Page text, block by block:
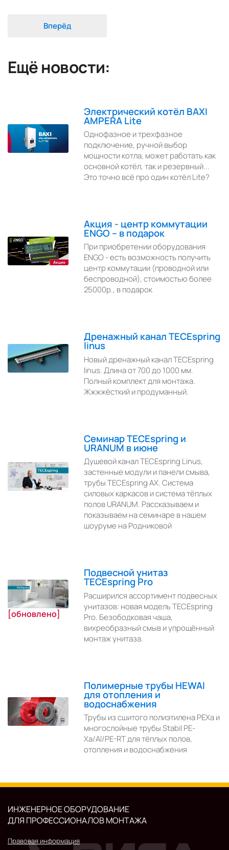
Вперёд
Ещё новости:
Электрический котёл BAXI
AMPERA Lite
Однофазное и трехфазное
подключение, ручной выбор
мощности котла, может работать как
основной котёл, так и резервный...
Это точно всё про один котёл Lite?
Акция - центр коммутации
ENGO – в подарок
При приобретении оборудования
ENGO - есть возможность получить
центр коммутации (проводной или
беспроводной), стоимостью более
25000р., в подарок
Дренажный канал TECEspring
linus
Новый дренажный канал TECEspring
linus. Длина от 700 до 1000 мм.
Полный комплект для монтажа.
Жжжжёсткий и продуманный.
Семинар TECEspring и
URANUM в июне
Душевой канал ТЕСЕspring Linus,
застенные модули и панели смыва,
трубы ТЕСЕspring AX. Система
силовых каркасов и система тёплых
полов URANUM. Рассказываем и
показываем на семинаре в нашем
шоуруме на Родниковой
[обновлено]
Подвесной унитаз
TECEspring Pro
Расширился ассортимент подвесных
унитазов: новая модель TECEspring
Pro. Безободковая чаша,
вихреобразный смыв и упрощённый
монтаж унитаза.
Полимерные трубы HEWAI
для отопления и
водоснабжения
Трубы из сшитого полиэтилена PEXa и
многослойные трубы Stabil PE-
Xa/Al/PE-RT для тёплых полов,
отопления и водоснабжения
ИНЖЕНЕРНОЕ ОБОРУДОВАНИЕ
ДЛЯ ПРОФЕССИОНАЛОВ МОНТАЖА
Правовая информация